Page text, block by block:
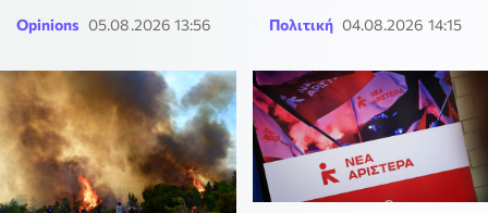
Opinions 05.08.2026 13:56 Πολιτική 04.08.2026 14:15